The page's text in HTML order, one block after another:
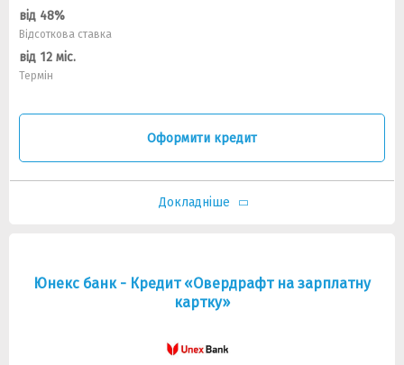
від 48%
Відсоткова ставка
від 12 міс.
Термін
Оформити кредит
Докладніше
Юнекс банк - Кредит «Овердрафт на зарплатну
картку»